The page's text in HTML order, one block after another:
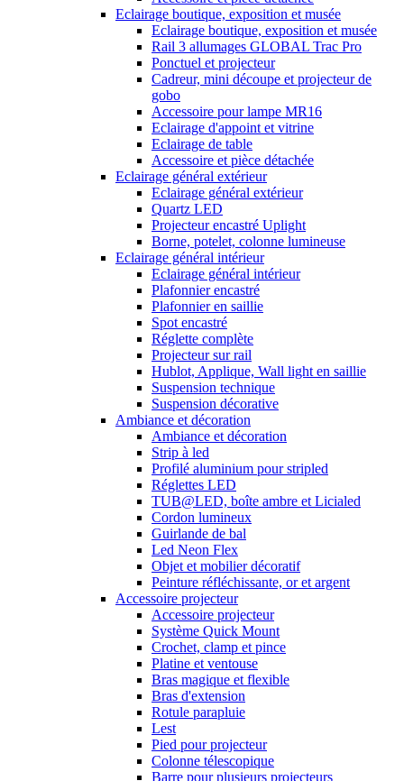
Eclairage boutique, exposition et musée
Eclairage boutique, exposition et musée
Rail 3 allumages GLOBAL Trac Pro
Ponctuel et projecteur
Cadreur, mini découpe et projecteur de
gobo
Accessoire pour lampe MR16
Eclairage d'appoint et vitrine
Eclairage de table
Accessoire et pièce détachée
Eclairage général extérieur
Eclairage général extérieur
Quartz LED
Projecteur encastré Uplight
Borne, potelet, colonne lumineuse
Eclairage général intérieur
Eclairage général intérieur
Plafonnier encastré
Plafonnier en saillie
Spot encastré
Réglette complète
Projecteur sur rail
Hublot, Applique, Wall light en saillie
Suspension technique
Suspension décorative
Ambiance et décoration
Ambiance et décoration
Strip à led
Profilé aluminium pour stripled
Réglettes LED
TUB@LED, boîte ambre et Licialed
Cordon lumineux
Guirlande de bal
Led Neon Flex
Objet et mobilier décoratif
Peinture réfléchissante, or et argent
Accessoire projecteur
Accessoire projecteur
Système Quick Mount
Crochet, clamp et pince
Platine et ventouse
Bras magique et flexible
Bras d'extension
Rotule parapluie
Lest
Pied pour projecteur
Colonne télescopique
Barre pour plusieurs projecteurs